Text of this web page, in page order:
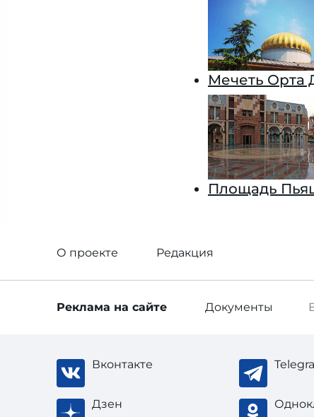
Мечеть Орта
Площадь
О проекте Редакция
Реклама на сайте Документы
Вконтакте
Дзен